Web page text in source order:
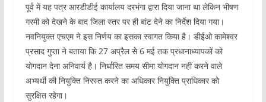
पूर्व में यह पत्र आरडीडीई कार्यालय दरभंगा द्वारा दिया जाना था लेकिन भीषण
गरमी को देखने के बाद जिला स्तर पर ही बांट देने का निर्देश दिया गया।
नवनियुक्त एचएम ने इस निर्णय का इसका स्वागत किया है। डीईओ कामेश्वर
प्रसाद गुप्ता ने बताया कि 27 अप्रैल से 6 मई तक प्रधानाध्यापकों को
योगदान देना अनिवार्य है। निर्धारित समय सीमा योगदान नहीं करने वाले
अभ्यर्थी की नियुक्ति निरस्त करने का अधिकार नियुक्ति प्राधिकार को
सुरक्षित रहेगा।